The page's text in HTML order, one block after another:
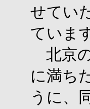
せてい
ていま
北京
に満ち
うに、